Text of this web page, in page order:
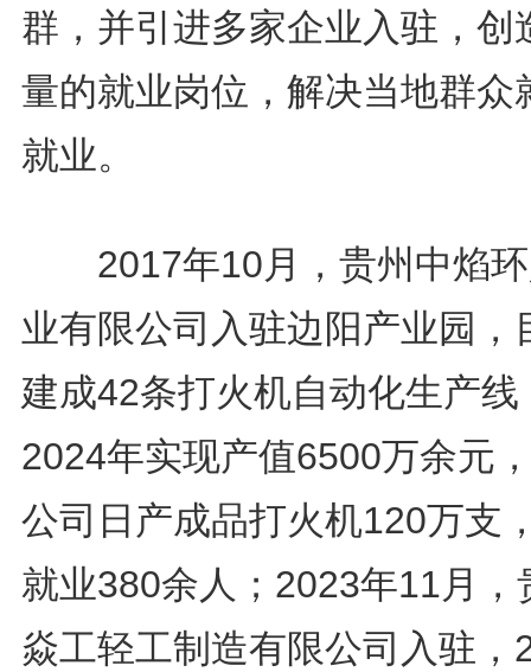
群，并引进多家企业入驻，创
量的就业岗位，解决当地群众
就业。
2017年10月，贵州中焰环
业有限公司入驻边阳产业园，
建成42条打火机自动化生产线
2024年实现产值6500万余元
公司日产成品打火机120万支
就业380余人；2023年11月，
焱工轻工制造有限公司入驻，